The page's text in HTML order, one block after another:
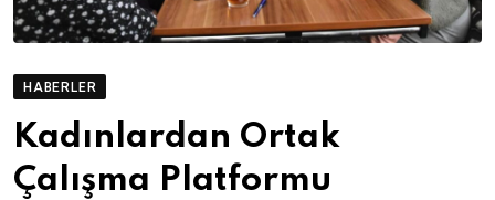
HABERLER
Kadınlardan Ortak
Çalışma Platformu